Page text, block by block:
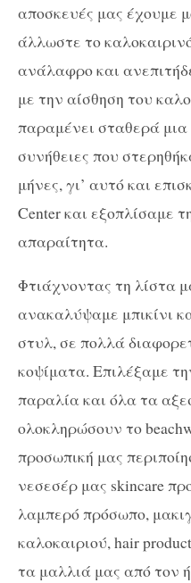
αποσκευές μας έχουμε
άλλωστε το
ανάλαφρο και
με την αίσθηση του
παραμένει σταθερά
συνήθειες που
μήνες, γι’ αυτό και
Center και εξοπλίσαμε
απαραίτητα.
Φτιάχνοντας τη λίστα
ανακαλύψαμε μπικίνι
στυλ, σε πολλά
κοψίματα. Επιλέξαμε
παραλία και όλα τα
ολοκληρώσουν το
προσωπική μας
νεσεσέρ μας skincare
λαμπερό πρόσωπο,
καλοκαιριού, hair
τα μαλλιά μας από τον